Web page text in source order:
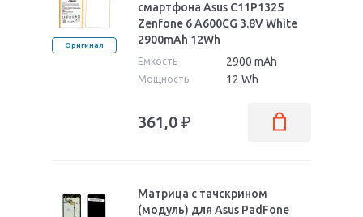
Оригинал
смартфона Asus C11P1325
Zenfone 6 A600CG 3.8V White
2900mAh 12Wh
Емкость 2900 mAh
Мощность 12 Wh
361,0 ₽
Матрица с тачскрином
(модуль) для Asus PadFone